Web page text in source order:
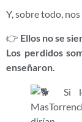
Y, sobre todo,
👉 Ellos no se
Los perdidos
enseñaron.